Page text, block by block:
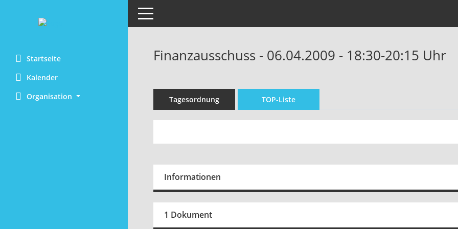
Startseite
Kalender
Organisation
Toggle navigation
Finanzausschuss - 06.04.2009 - 18:30-20:15 Uhr
Tagesordnung TOP-Liste
Informationen
1 Dokument